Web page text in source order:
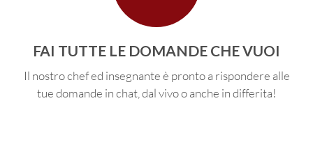
FAI TUTTE LE DOMANDE CHE VUOI
Il nostro chef ed insegnante è pronto a rispondere alle
tue domande in chat, dal vivo o anche in differita!